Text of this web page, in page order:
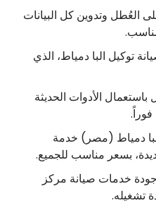
العُطل وتدوين كل البيانات
توكيل البا دمياط، الذي
الأدوات الحديثة
دمياط (مصر) خدمة
بسعر مناسب للجميع.
خدمات صيانة مركز